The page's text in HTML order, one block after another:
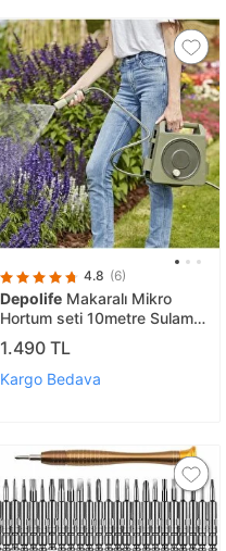
4.8 (6)
Depolife Makaralı Mikro
Hortum seti 10metre Sulama
Hortumu Bahçe Balkon Sprey
Başlıklı hortm makarası
1.490 TL
Kargo Bedava